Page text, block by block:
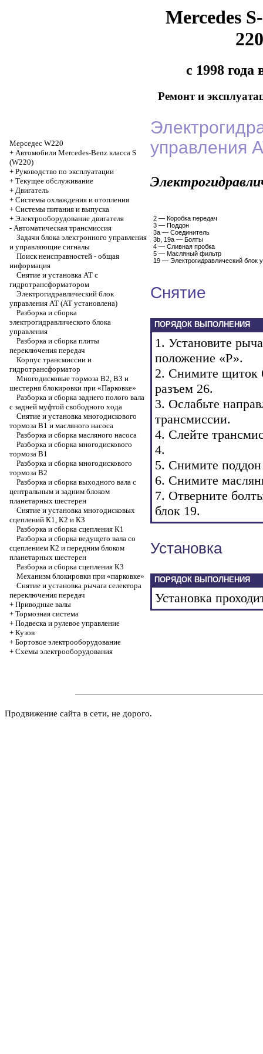
Mercedes
220
с 1998 года
Ремонт и
Мерседес W220
+ Автомобили Mercedes-Benz класса S
(W220)
+ Руководство по эксплуатации
+ Текущее обслуживание
+ Двигатель
+ Системы охлаждения и отопления
+ Системы питания и выпуска
+ Электрооборудование двигателя
- Автоматическая трансмиссия
Задачи блока электронного управления
и управляющие сигналы
Поиск неисправностей - общая
информация
Снятие и установка АТ с
гидротрансформатором
Электрогидравлический блок
управления АТ (АТ установлена)
Разборка и сборка
электрогидравлического блока
управления
Разборка и сборка плиты
переключения передач
Корпус трансмиссии и
гидротрансформатор
Многодисковые тормоза В2, ВЗ и
шестерня блокировки при «Парковке»
Разборка и сборка заднего полого вала
с задней муфтой свободного хода
Снятие и установка многодискового
тормоза В1 и масляного насоса
Разборка и сборка масляного насоса
Разборка и сборка многодискового
тормоза В1
Разборка и сборка многодискового
тормоза В2
Разборка и сборка выходного вала с
центральным и задним блоком
планетарных шестерен
Снятие и установка многодисковых
сцеплений К1, К2 и К3
Разборка и сборка сцепления К1
Разборка и сборка ведущего вала со
сцеплением К2 и передним блоком
планетарных шестерен
Разборка и сборка сцепления К3
Механизм блокировки при «парковке»
Снятие и установка рычага селектора
переключения передач
+ Приводные валы
+ Тормозная система
+ Подвеска и рулевое управление
+ Кузов
+ Бортовое электрооборудование
+ Cхемы электрооборудования
управления
2 — Коробка передач
3 — Поддон
3а — Соединитель
3b, 19а — Болты
4 — Сливная пробка
5 — Масляный фильтр
19 — Электрогидравлический блок
Снятие
ПОРЯДОК ВЫПОЛНЕНИЯ
1. Установите
положение «Р».
2. Снимите щиток
разъем 26.
3. Ослабьте
трансмиссии.
4. Слейте
4.
5. Снимите
6. Снимите
7. Отверните
блок 19.
Установка
ПОРЯДОК ВЫПОЛНЕНИЯ
Установка
Продвижение сайта в сети, не дорого.